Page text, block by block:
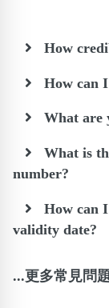
How
How can
What are
What is
number?
How can
validity date?
...更多常見問